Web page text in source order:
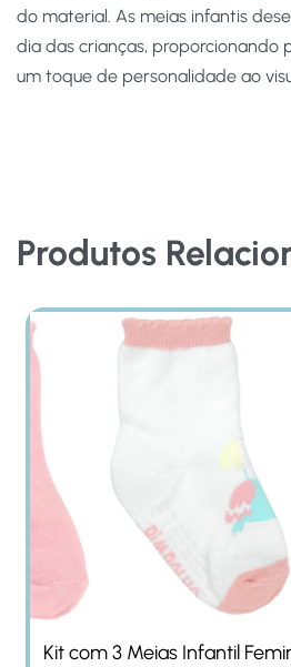
do material. As meias infantis
dia das crianças, proporcionando
um toque de personalidade ao
Produtos
Kit com 3 Meias Infantil